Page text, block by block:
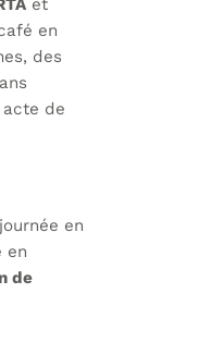
en
des
de
en
en
de